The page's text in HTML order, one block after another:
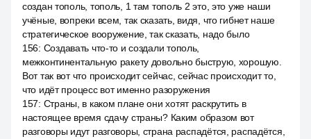
создан тополь, тополь, 1 там тополь 2 это, это уже наши
учёные, вопреки всем, так сказать, видя, что гибнет наше
стратегическое вооружение, так сказать, надо было
156: Создавать что-то и создали тополь,
межконтинентальную ракету довольно быструю, хорошую.
Вот так вот что происходит сейчас, сейчас происходит то,
что идёт процесс вот именно разоружения
157: Страны, в каком плане они хотят раскрутить в
настоящее время сдачу страны? Каким образом вот
разговоры идут разговоры, страна распадётся, распадётся,